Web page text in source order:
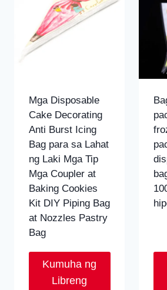
Mga Disposable
Cake Decorating
Anti Burst Icing
Bag para sa Lahat
ng Laki Mga Tip
Mga Coupler at
Baking Cookies
Kit DIY Piping Bag
at Nozzles Pastry
Bag
Kumuha ng
Libreng